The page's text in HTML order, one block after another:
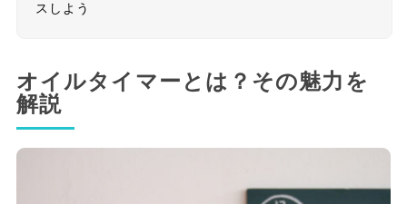
スしよう
オイルタイマーとは？その魅力を
解説